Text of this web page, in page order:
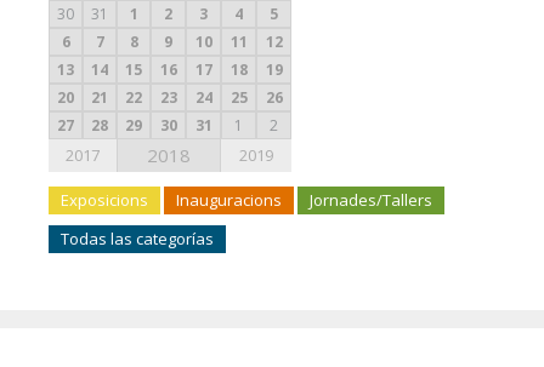
30
31 1 2 3 4
5
6
7 8 9 10 11
12
13
14 15 16 17 18
19
20
21 22 23 24 25
26
27
28 29 30 31 1 2
2017 2018 2019
Exposicions Inauguracions
Jornades/Tallers
Todas las categorías